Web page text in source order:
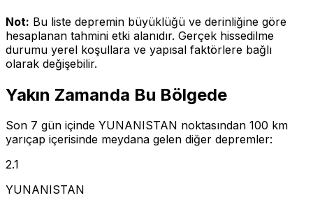
Not: Bu liste depremin büyüklüğü ve derinliğine göre
hesaplanan tahmini etki alanıdır. Gerçek hissedilme
durumu yerel koşullara ve yapısal faktörlere bağlı
olarak değişebilir.
Yakın Zamanda Bu Bölgede
Son 7 gün içinde YUNANISTAN noktasından 100 km
yarıçap içerisinde meydana gelen diğer depremler:
2.1
YUNANISTAN